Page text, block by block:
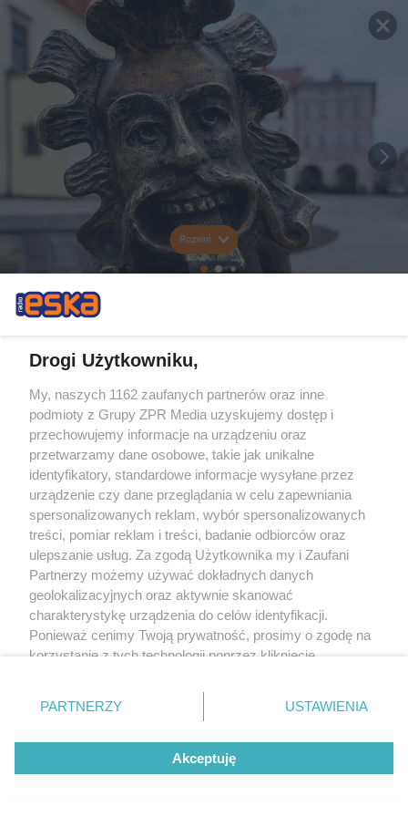
Rozwiń
Drogi Użytkowniku,
My, naszych 1162 zaufanych partnerów oraz inne
podmioty z Grupy ZPR Media uzyskujemy dostęp i
przechowujemy informacje na urządzeniu oraz
przetwarzamy dane osobowe, takie jak unikalne
identyfikatory, standardowe informacje wysyłane przez
urządzenie czy dane przeglądania w celu zapewniania
spersonalizowanych reklam, wybór spersonalizowanych
treści, pomiar reklam i treści, badanie odbiorców oraz
ulepszanie usług. Za zgodą Użytkownika my i Zaufani
Partnerzy możemy używać dokładnych danych
geolokalizacyjnych oraz aktywnie skanować
charakterystykę urządzenia do celów identyfikacji.
Ponieważ cenimy Twoją prywatność, prosimy o zgodę na
korzystanie z tych technologii poprzez kliknięcie
zmienić/wycofać klikając przycisk ustawień prywatności
znajdujący się w lewym dolnym rogu strony
rodzaje przetwarzania danych nie wymagają zgody
użytkownika, ale masz prawo sprzeciwić się takiemu
przetwarzaniu. Preferencje będą miały zastosowanie tylko
PARTNERZY USTAWIENIA
Akceptuję